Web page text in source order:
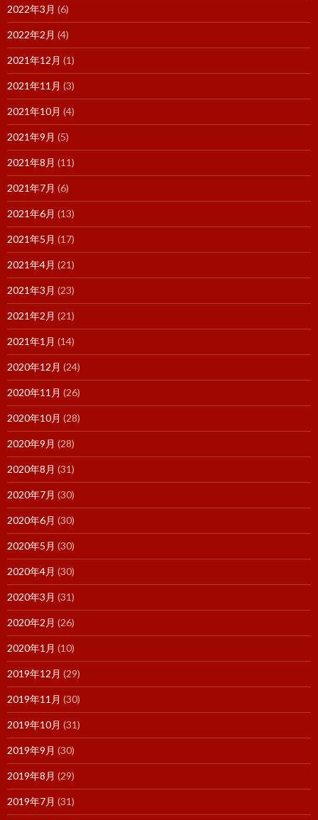
2022年3月 (6)
2022年2月 (4)
2021年12月 (1)
2021年11月 (3)
2021年10月 (4)
2021年9月 (5)
2021年8月 (11)
2021年7月 (6)
2021年6月 (13)
2021年5月 (17)
2021年4月 (21)
2021年3月 (23)
2021年2月 (21)
2021年1月 (14)
2020年12月 (24)
2020年11月 (26)
2020年10月 (28)
2020年9月 (28)
2020年8月 (31)
2020年7月 (30)
2020年6月 (30)
2020年5月 (30)
2020年4月 (30)
2020年3月 (31)
2020年2月 (26)
2020年1月 (10)
2019年12月 (29)
2019年11月 (30)
2019年10月 (31)
2019年9月 (30)
2019年8月 (29)
2019年7月 (31)